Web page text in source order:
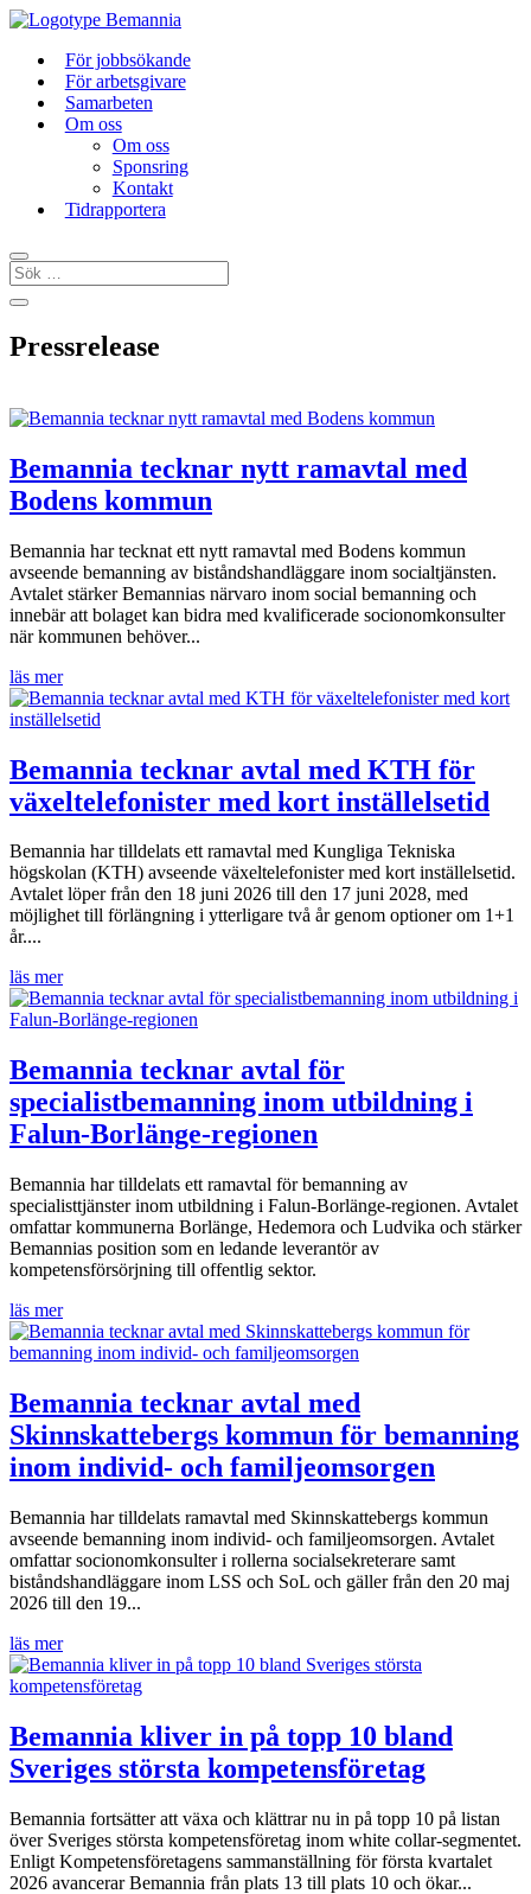
För jobbsökande
För arbetsgivare
Samarbeten
Om oss
Om oss
Sponsring
Kontakt
Tidrapportera
Pressrelease
Bemannia tecknar nytt ramavtal med
Bodens kommun
Bemannia har tecknat ett nytt ramavtal med Bodens kommun
avseende bemanning av biståndshandläggare inom socialtjänsten.
Avtalet stärker Bemannias närvaro inom social bemanning och
innebär att bolaget kan bidra med kvalificerade socionomkonsulter
när kommunen behöver...
läs mer
Bemannia tecknar avtal med KTH för
växeltelefonister med kort inställelsetid
Bemannia har tilldelats ett ramavtal med Kungliga Tekniska
högskolan (KTH) avseende växeltelefonister med kort inställelsetid.
Avtalet löper från den 18 juni 2026 till den 17 juni 2028, med
möjlighet till förlängning i ytterligare två år genom optioner om 1+1
år....
läs mer
Bemannia tecknar avtal för
specialistbemanning inom utbildning i
Falun-Borlänge-regionen
Bemannia har tilldelats ett ramavtal för bemanning av
specialisttjänster inom utbildning i Falun-Borlänge-regionen. Avtalet
omfattar kommunerna Borlänge, Hedemora och Ludvika och stärker
Bemannias position som en ledande leverantör av
kompetensförsörjning till offentlig sektor.
läs mer
Bemannia tecknar avtal med
Skinnskattebergs kommun för bemanning
inom individ- och familjeomsorgen
Bemannia har tilldelats ramavtal med Skinnskattebergs kommun
avseende bemanning inom individ- och familjeomsorgen. Avtalet
omfattar socionomkonsulter i rollerna socialsekreterare samt
biståndshandläggare inom LSS och SoL och gäller från den 20 maj
2026 till den 19...
läs mer
Bemannia kliver in på topp 10 bland
Sveriges största kompetensföretag
Bemannia fortsätter att växa och klättrar nu in på topp 10 på listan
över Sveriges största kompetensföretag inom white collar-segmentet.
Enligt Kompetensföretagens sammanställning för första kvartalet
2026 avancerar Bemannia från plats 13 till plats 10 och ökar...